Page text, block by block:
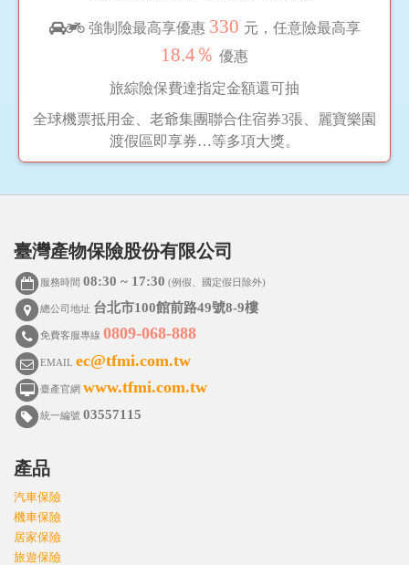
強制險最高享優惠 330 元，任意險最高享
18.4％ 優惠
旅綜險保費達指定金額還可抽
全球機票抵用金、老爺集團聯合住宿券3張、麗寶樂園
渡假區即享券…等多項大獎。
臺灣產物保險股份有限公司
服務時間08:30 ~ 17:30 (例假、國定假日除外)
總公司地址 台北市100館前路49號8-9樓
免費客服專線0809-068-888
EMAILec@tfmi.com.tw
臺產官網www.tfmi.com.tw
統一編號03557115
產品
汽車保險
機車保險
居家保險
旅遊保險